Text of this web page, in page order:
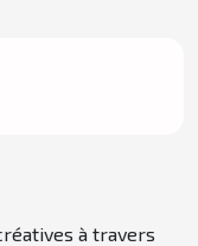
à travers